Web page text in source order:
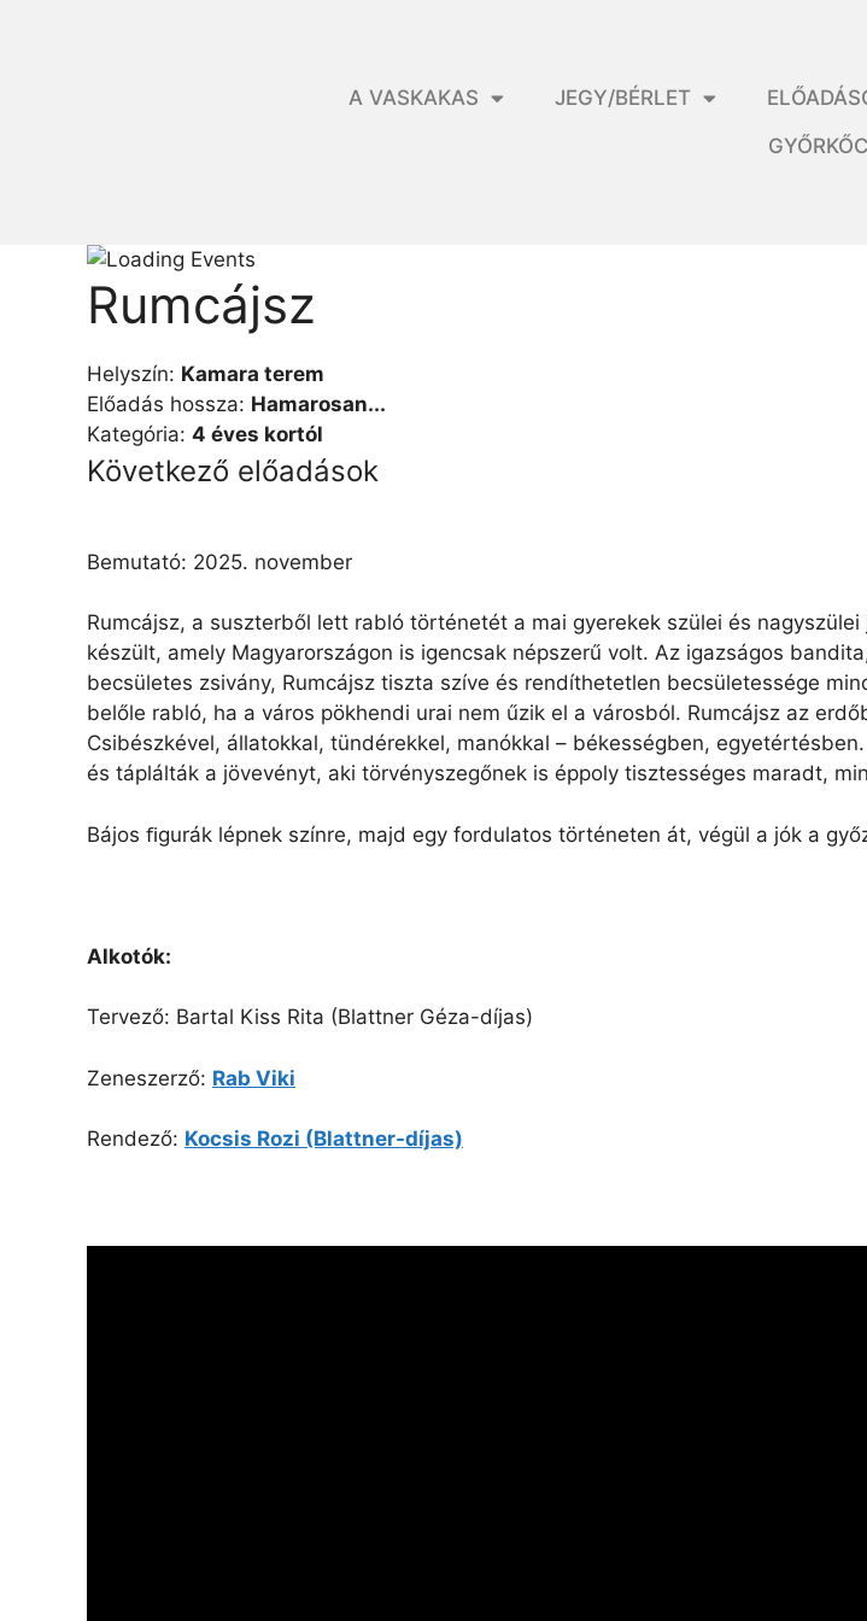
A VASKAKAS JEGY/BÉRLET
Rumcájsz
Helyszín: Kamara terem
Előadás hossza: Hamarosan...
Kategória: 4 éves kortól
Következő előadások
Bemutató: 2025. november
Rumcájsz, a suszterből lett rabló történetét a mai gyerekek szülei és
készült, amely Magyarországon is igencsak népszerű volt. Az igazságos
becsületes zsivány, Rumcájsz tiszta szíve és rendíthetetlen becsületessége
belőle rabló, ha a város pökhendi urai nem űzik el a városból. Rumcájsz az
Csibészkével, állatokkal, tündérekkel, manókkal – békességben,
és táplálták a jövevényt, aki törvényszegőnek is éppoly tisztességes maradt,
Bájos ﬁgurák lépnek színre, majd egy fordulatos történeten át, végül a jók a
Alkotók:
Tervező: Bartal Kiss Rita (Blattner Géza-díjas)
Zeneszerző: Rab Viki
Rendező: Kocsis Rozi (Blattner-díjas)